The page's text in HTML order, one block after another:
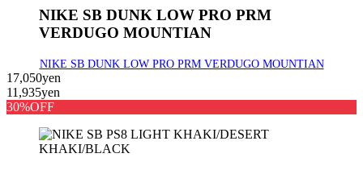
NIKE SB DUNK LOW PRO PRM
VERDUGO MOUNTIAN
NIKE SB DUNK LOW PRO PRM VERDUGO MOUNTIAN
17,050yen
11,935yen
30%OFF